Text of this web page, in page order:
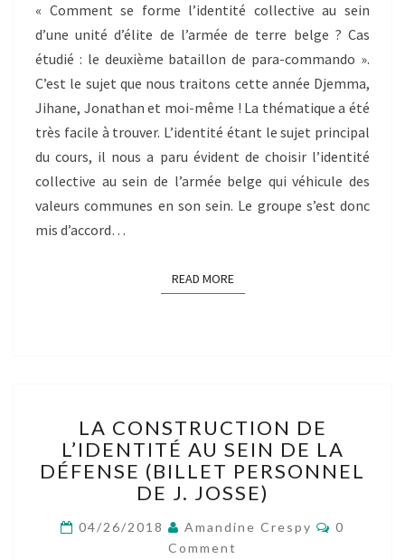
D’ÉLITE
DE
L’ARMÉE
BELGE
BUKASA)
« Comment se forme l’identité collective au sein
d’une unité d’élite de l’armée de terre belge ? Cas
étudié : le deuxième bataillon de para-commando ».
C’est le sujet que nous traitons cette année Djemma,
Jihane, Jonathan et moi-même ! La thématique a été
très facile à trouver. L’identité étant le sujet principal
du cours, il nous a paru évident de choisir l’identité
collective au sein de l’armée belge qui véhicule des
valeurs communes en son sein. Le groupe s’est donc
mis d’accord…
READ MOREREAD MORE
CONSTRUCTION
DE
L’IDENTITÉ
AU
DE
LA
LA CONSTRUCTION DE
L’IDENTITÉ AU SEIN DE LA
DÉFENSE (BILLET PERSONNEL
DE J. JOSSE)
04/26/2018 Amandine Crespy
0
Comment